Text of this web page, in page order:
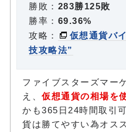
勝敗： 283勝125敗
勝率： 69.36%
攻略：
仮想通貨バ
技攻略法”
ファイブスターズマー
え、 仮想通貨の相場を
かも365日24時間取引
貨は勝てやすい為オス